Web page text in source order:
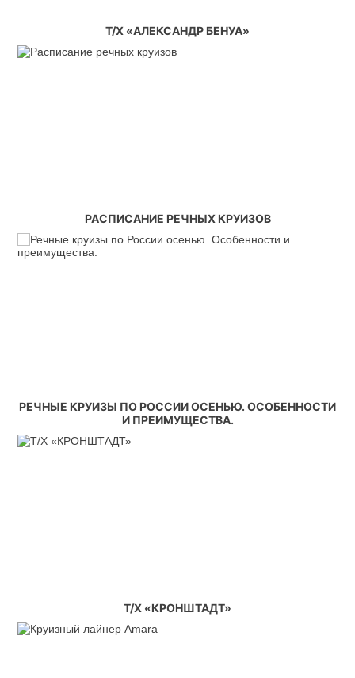
Т/Х «АЛЕКСАНДР БЕНУА»
РАСПИСАНИЕ РЕЧНЫХ КРУИЗОВ
РЕЧНЫЕ КРУИЗЫ ПО РОССИИ ОСЕНЬЮ. ОСОБЕННОСТИ
И ПРЕИМУЩЕСТВА.
Т/Х «КРОНШТАДТ»